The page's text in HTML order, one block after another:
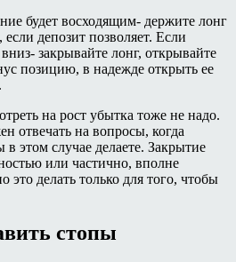
будет восходящим- держите лонг
депозит позволяет. Если
закрывайте лонг, открывайте
позицию, в надежде открыть ее
на рост убытка тоже не надо.
отвечать на вопросы, когда
этом случае делаете. Закрытие
или частично, вполне
это делать только для того, чтобы
стопы